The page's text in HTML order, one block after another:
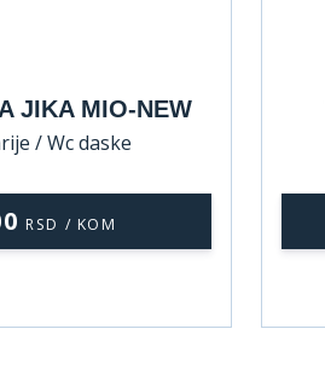
JIKA MIO-NEW
/ Wc daske
RSD / KOM